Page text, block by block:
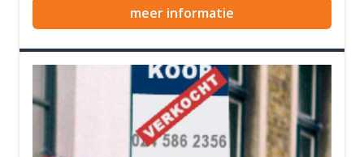
meer informatie